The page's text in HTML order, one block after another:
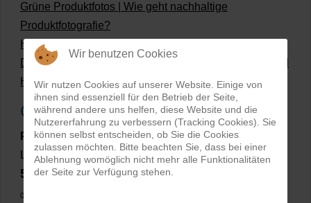
Grüne Produktfotos | Wie geht nachhaltige
Produktfotografie?
Hollow Man Fotografie | Darauf kommt es an!
Dateiformate und Bilder mit transparentem Hintergrund
Hollowman und Produktfotografie
Google Rezensionen
PRO-ducto GmbH, Fotografie und Bildbearbeitung in
Lichtenau
5,0⭐⭐⭐⭐⭐bei144 Google-Rezensionen
02.01.2026)
Wir benutzen Cookies
Wir nutzen Cookies auf unserer Website. Einige von
ihnen sind essenziell für den Betrieb der Seite,
während andere uns helfen, diese Website und die
Nutzererfahrung zu verbessern (Tracking Cookies). Sie
können selbst entscheiden, ob Sie die Cookies
zulassen möchten. Bitte beachten Sie, dass bei einer
Ablehnung womöglich nicht mehr alle Funktionalitäten
der Seite zur Verfügung stehen.